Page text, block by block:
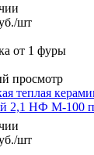
/шт
просмотр
теплая
2,1 НФ М-100
/шт